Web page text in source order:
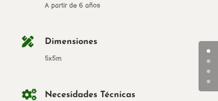
A partir de 6 años
 Dimensiones
5x5m
 Necesidades Técnicas